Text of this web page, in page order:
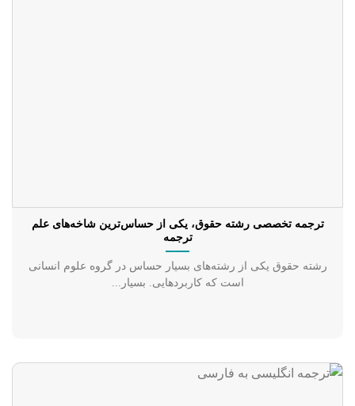
ترجمه تخصصی رشته حقوق، یکی از حساس‌ترین شاخه‌‌های علم
ترجمه
رشته حقوق یکی از رشته‌های بسیار حساس در گروه علوم انسانی
است که کاربردهایی. بسیار...